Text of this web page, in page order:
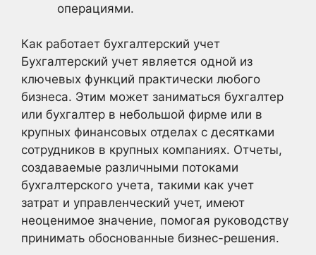
операциями.
Как работает бухгалтерский учет
Бухгалтерский учет является одной из
ключевых функций практически любого
бизнеса. Этим может заниматься бухгалтер
или бухгалтер в небольшой фирме или в
крупных финансовых отделах с десятками
сотрудников в крупных компаниях. Отчеты,
создаваемые различными потоками
бухгалтерского учета, такими как учет
затрат и управленческий учет, имеют
неоценимое значение, помогая руководству
принимать обоснованные бизнес-решения.